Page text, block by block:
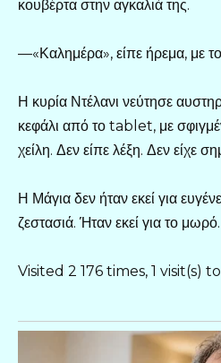
κουβέρτα στην αγκαλιά της.
—«Καλημέρα», είπε ήρεμα, με
Η κυρία Ντέλανι νεύτησε
κεφάλι από το tablet, με
χείλη. Δεν είπε λέξη. Δεν είχε
Η Μάγια δεν ήταν εκεί για
ζεστασιά. Ήταν εκεί για το μωρό.
Visited 2 176 times, 1 visit(s)